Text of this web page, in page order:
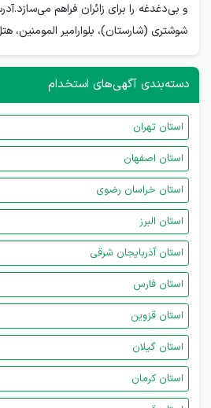
و بی‌دغدغه را برای زائران فراهم
شوشتری (شارستان)، بلوارامير المومنين،
دسته‌بندی آگهی‌های استخدام
استان تهران
استان اصفهان
استان خراسان رضوی
استان البرز
استان آذربایجان شرقی
استان فارس
استان قزوین
استان گیلان
استان کرمان